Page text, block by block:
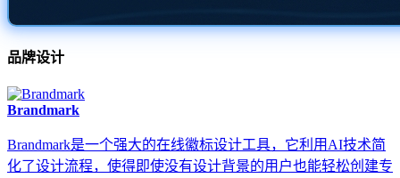
品牌设计
Brandmark
Brandmark是一个强大的在线徽标设计工具，它利用AI技术简
化了设计流程，使得即使没有设计背景的用户也能轻松创建专